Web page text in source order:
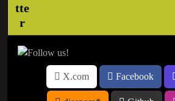
X.com Facebook